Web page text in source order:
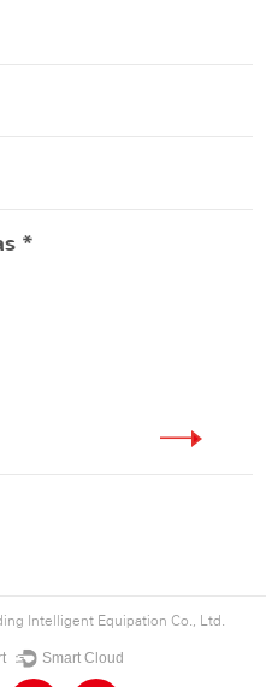
Intelligent Equipation Co., Ltd.
： Smart Cloud